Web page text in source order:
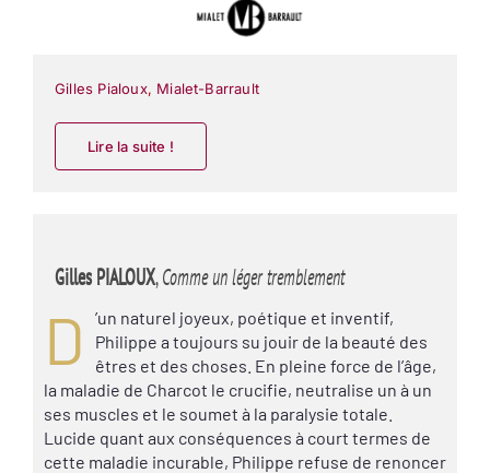
Gilles Pialoux, Mialet-Barrault
Lire la suite !
Gilles PIALOUX,Comme un léger tremblement
D
’un naturel joyeux, poétique et inventif,
Philippe a toujours su jouir de la beauté des
êtres et des choses. En pleine force de l’âge,
la maladie de Charcot le crucifie, neutralise un à un
ses muscles et le soumet à la paralysie totale.
Lucide quant aux conséquences à court termes de
cette maladie incurable, Philippe refuse de renoncer